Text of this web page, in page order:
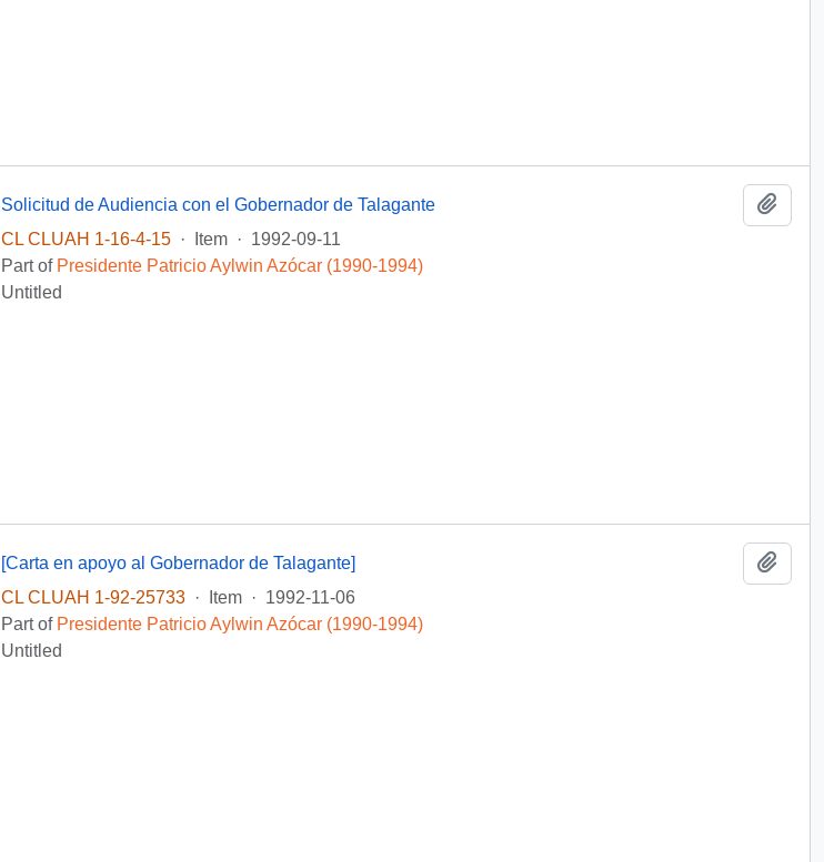
Solicitud de Audiencia con el Gobernador de Talagante
CL CLUAH 1-16-4-15
· Item · 1992-09-11
Part of Presidente Patricio Aylwin Azócar (1990-1994)
Untitled
[Carta en apoyo al Gobernador de Talagante]
CL CLUAH 1-92-25733
· Item · 1992-11-06
Part of Presidente Patricio Aylwin Azócar (1990-1994)
Untitled